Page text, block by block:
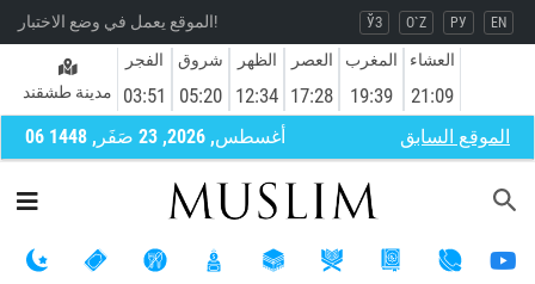
الموقع يعمل في وضع الاختبار! ЎЗ O`Z РУ EN
مدينة طشقند
الفجر
03:51
شروق
05:20
الظهر
12:34
العصر
17:28
المغرب
19:39
العشاء
21:09
06 أغسطس, 2026, 23 صَفَر, 1448 الموقع السابق